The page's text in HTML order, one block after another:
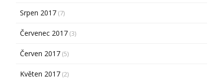
Srpen 2017 (7)
Červenec 2017 (3)
Červen 2017 (5)
Květen 2017 (2)